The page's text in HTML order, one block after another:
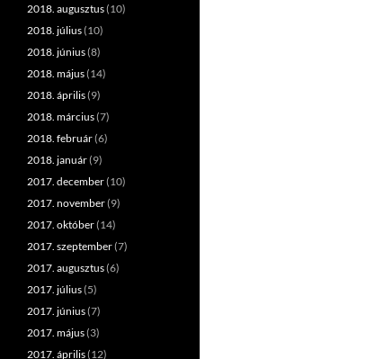
2018. augusztus(10)
2018. július(10)
2018. június(8)
2018. május(14)
2018. április(9)
2018. március(7)
2018. február(6)
2018. január(9)
2017. december(10)
2017. november(9)
2017. október(14)
2017. szeptember(7)
2017. augusztus(6)
2017. július(5)
2017. június(7)
2017. május(3)
2017. április(12)